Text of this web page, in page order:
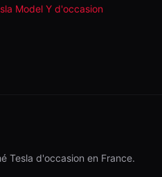
Model Yd'occasion
Tesla d'occasion en France.